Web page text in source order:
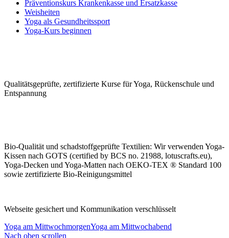
Präventionskurs Krankenkasse und Ersatzkasse
Weisheiten
Yoga als Gesundheitssport
Yoga-Kurs beginnen
Qualitäts­geprüfte, zerti­fizierte Kurse für Yoga, Rücken­schule und
Ent­spannung
Bio-Qualität und schad­stoffge­prüfte Tex­tilien: Wir ver­wen­den Yoga-
Kissen nach GOTS (certified by BCS no. 21988, lotuscrafts.eu),
Yoga-Decken und Yoga-Matten nach OEKO-TEX ® Standard 100
sowie zerti­fizierte Bio-Rei­nigungs­mittel
Webseite gesichert und Kommunikation verschlüsselt
Yoga am MittwochmorgenYoga am Mittwochabend
Nach oben scrollen